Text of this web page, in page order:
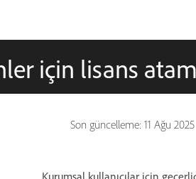
için lisans
Son güncelleme: 11 Ağu 2025
Kurumsal kullanıcılar için